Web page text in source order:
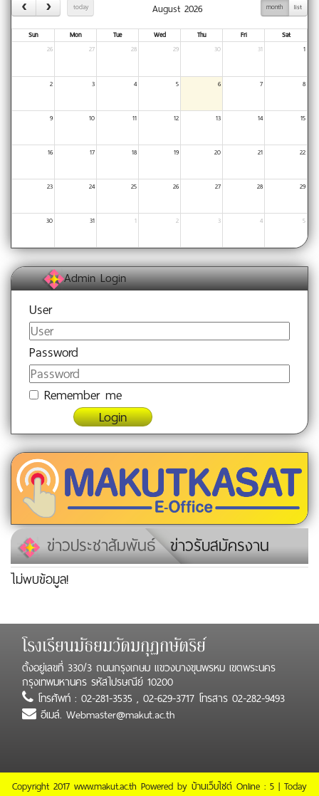
today month list
August 2026
Sun Mon Tue Wed Thu Fri
Sat
26
27 28 29 30 31 1
2 3 4 5 6 7 8
9 10 11 12 13 14 15
16 17 18 19 20 21 22
23 24 25 26 27 28 29
30 31 1 2 3 4 5
Admin Login
User
Password
Remember me
Login
ข่าวประชาสัมพันธ์ ข่าวรับสมัครงาน
ไม่พบข้อมูล!
โรงเรียนมัธยมวัดมกุฏกษัตริย์
ตั้งอยู่เลขที่ 330/3 ถนนกรุงเกษม แขวงบางขุนพรหม เขตพระนคร
กรุงเทพมหานคร รหัสไปรษณีย์ 10200
โทรศัพท์ : 02-281-3535 , 02-629-3717 โทรสาร 02-282-9493
อีเมล์. Webmaster@makut.ac.th
Copyright 2017 www.makut.ac.th Powered by บ้านเว็บไซต์ Online : 5 | Today